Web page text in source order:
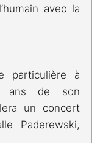
avec la
particulière à
ans de son
un concert
Paderewski,